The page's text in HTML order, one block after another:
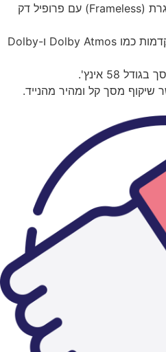
- עיצוב מודרני ויוקרתי ללא מסגרת (Frameless) עם פרופיל דק
- תמיכה בטכנולוגיות שמע מתקדמות כמו Dolby Atmos ו-Dolby
58 אינץ'.